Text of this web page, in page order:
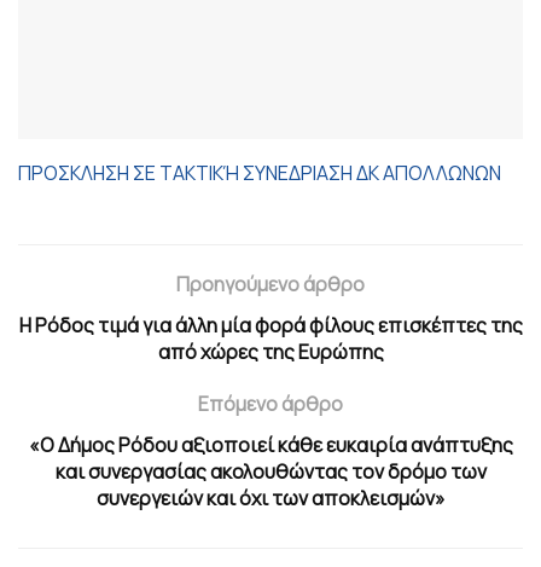
ΠΡΟΣΚΛΗΣΗ ΣΕ ΤΑΚΤΙΚΉ ΣΥΝΕΔΡΙΑΣΗ ΔΚ ΑΠΟΛΛΩΝΩΝ
Προηγούμενο άρθρο
Η Ρόδος τιμά για άλλη μία φορά φίλους επισκέπτες της
από χώρες της Ευρώπης
Επόμενο άρθρο
«Ο Δήμος Ρόδου αξιοποιεί κάθε ευκαιρία ανάπτυξης
και συνεργασίας ακολουθώντας τον δρόμο των
συνεργειών και όχι των αποκλεισμών»